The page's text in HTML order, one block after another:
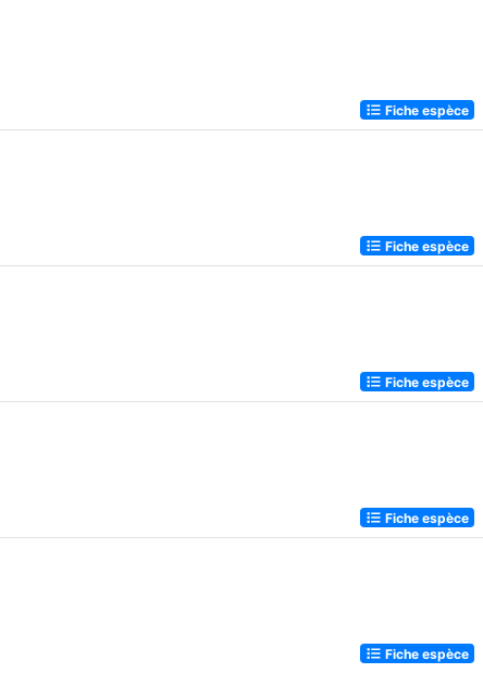
Fiche espèce
Fiche espèce
Fiche espèce
Fiche espèce
Fiche espèce